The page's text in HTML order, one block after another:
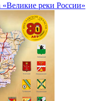
реки России»